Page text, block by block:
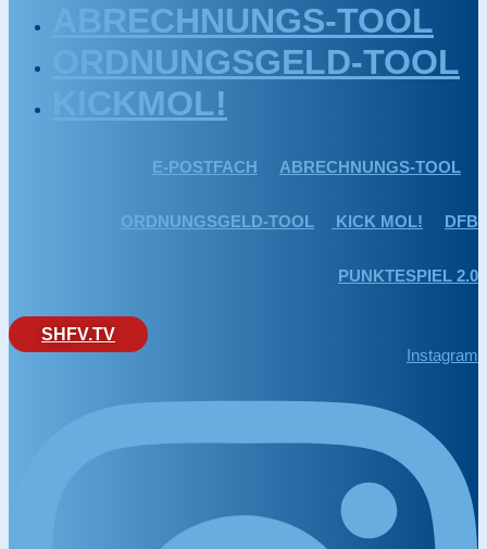
ABRECHNUNGS-TOOL
ORDNUNGSGELD-TOOL
KICKMOL!
E-POSTFACH ABRECHNUNGS-TOOL
ORDNUNGSGELD-TOOL KICK MOL! DFB
PUNKTESPIEL 2.0
SHFV.TV
Instagram